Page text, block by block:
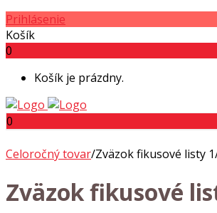
Prihlásenie
Košík
0
Košík je prázdny.
0
Celoročný tovar/Zväzok fikusové listy
Zväzok fikusové